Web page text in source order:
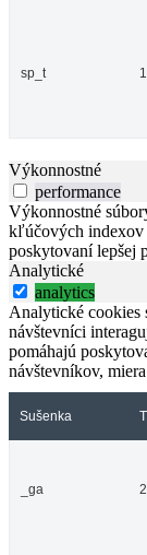
sp_t
Výkonnostné
performance
Výkonnostné
kľúčových indexov
poskytovaní lepšej
Analytické
analytics
Analytické cookies
návštevníci
pomáhajú
návštevníkov,
Sušenka
_ga